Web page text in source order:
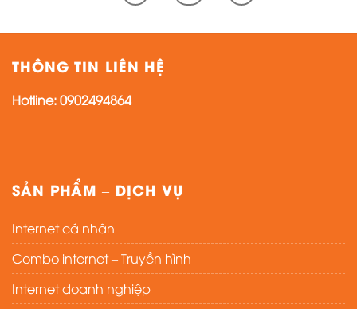
THÔNG TIN LIÊN HỆ
Hotline:0902494864
SẢN PHẨM – DỊCH VỤ
Internet cá nhân
Combo internet – Truyền hình
Internet doanh nghiệp